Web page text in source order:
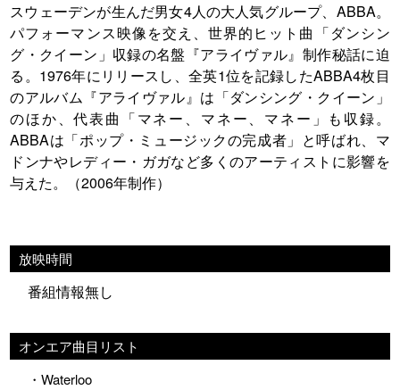
スウェーデンが生んだ男女4人の大人気グループ、ABBA。
パフォーマンス映像を交え、世界的ヒット曲「ダンシン
グ・クイーン」収録の名盤『アライヴァル』制作秘話に迫
る。1976年にリリースし、全英1位を記録したABBA4枚目
のアルバム『アライヴァル』は「ダンシング・クイーン」
のほか、代表曲「マネー、マネー、マネー」も収録。
ABBAは「ポップ・ミュージックの完成者」と呼ばれ、マ
ドンナやレディー・ガガなど多くのアーティストに影響を
与えた。（2006年制作）
放映時間
番組情報無し
オンエア曲目リスト
・Waterloo